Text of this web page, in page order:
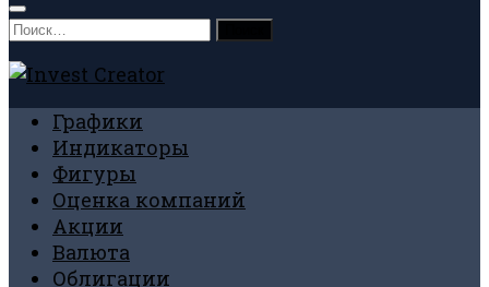
Найти:
Графики
Индикаторы
Фигуры
Оценка компаний
Акции
Валюта
Облигации